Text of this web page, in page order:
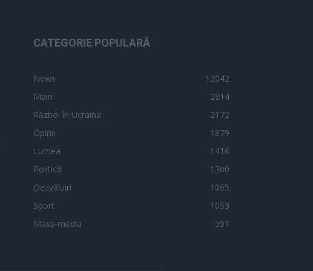
CATEGORIE POPULARĂ
News
12042
Main
2814
Război în Ucraina
2172
Opinii
1879
Lumea
1416
Politică
1300
Dezvăluiri
1065
Sport
1053
Mass-media
591